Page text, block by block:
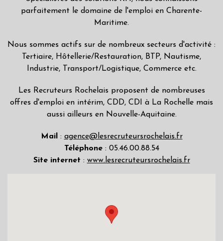
parfaitement le domaine de l'emploi en Charente-
Maritime.
Nous sommes actifs sur de nombreux secteurs d'activité :
Tertiaire, Hôtellerie/Restauration, BTP, Nautisme,
Industrie, Transport/Logistique, Commerce etc.
Les Recruteurs Rochelais proposent de nombreuses
offres d'emploi en intérim, CDD, CDI à La Rochelle mais
aussi ailleurs en Nouvelle-Aquitaine.
Mail : agence@lesrecruteursrochelais.fr
Téléphone: 05.46.00.88.54
Site internet : www.lesrecruteursrochelais.fr